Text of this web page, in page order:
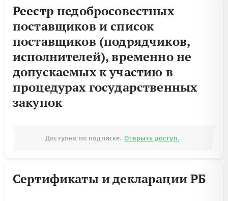
Реестр недобросовестных
поставщиков и список
поставщиков (подрядчиков,
исполнителей), временно не
допускаемых к участию в
процедурах государственных
закупок
Доступно по подписке. Открыть доступ.
Сертификаты и декларации РБ